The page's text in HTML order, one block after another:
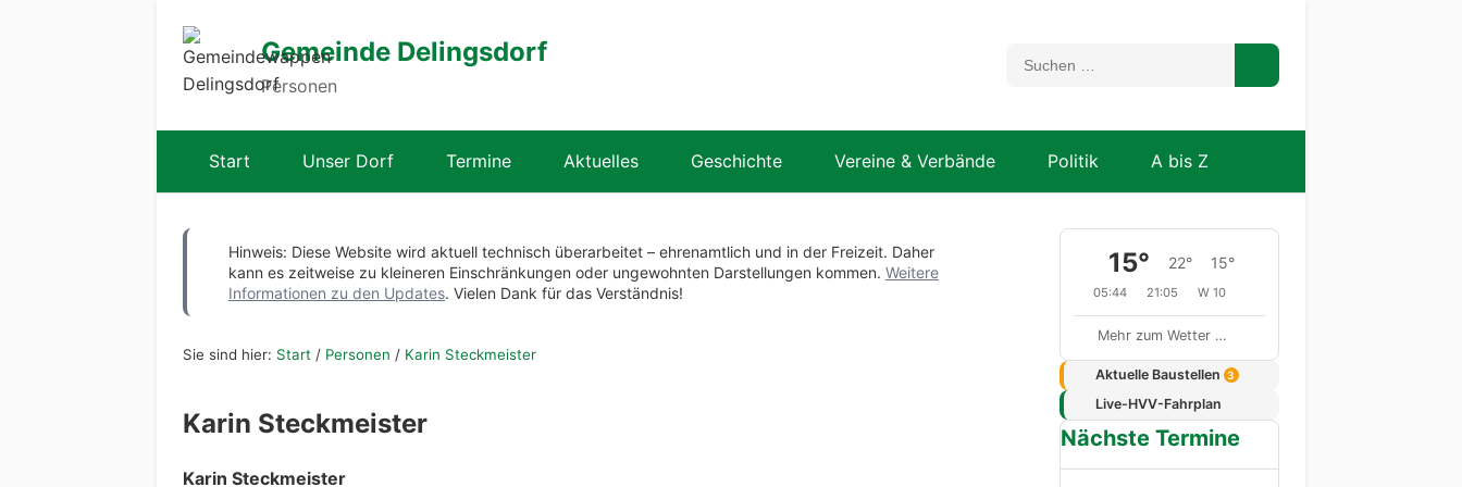
Gemeinde Delingsdorf
Personen
Start Unser Dorf Termine Aktuelles Geschichte Vereine & Verbände Politik A bis Z
Hinweis: Diese Website wird aktuell technisch überarbeitet – ehrenamtlich und in der Freizeit. Daher
kann es zeitweise zu kleineren Einschränkungen oder ungewohnten Darstellungen kommen. Weitere
Informationen zu den Updates. Vielen Dank für das Verständnis!
Sie sind hier: Start / Personen / Karin Steckmeister
Karin Steckmeister
Karin Steckmeister
15° 22° 15°
05:44 21:05 W 10
Mehr zum Wetter …
Aktuelle Baustellen 3
Live-HVV-Fahrplan
Nächste Termine